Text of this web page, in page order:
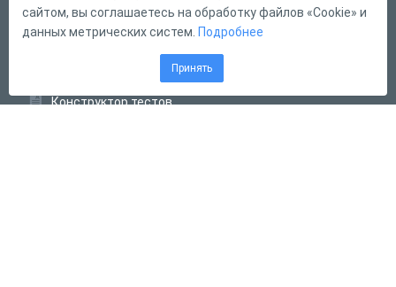
Форма обратной связи
Конструктор тестов
сайтом, вы соглашаетесь на обработку файлов «Cookie» и
данных метрических систем. Подробнее
Принять